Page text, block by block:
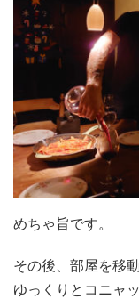
めちゃ旨です。
その後、部屋を移
ゆっくりとコニャ